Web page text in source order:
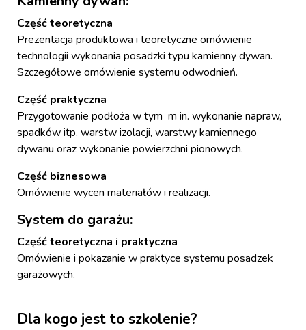
Część teoretyczna
Prezentacja produktowa i teoretyczne omówienie
technologii wykonania posadzki typu kamienny dywan.
Szczegółowe omówienie systemu odwodnień.
Część praktyczna
Przygotowanie podłoża w tym m in. wykonanie napraw,
spadków itp. warstw izolacji, warstwy kamiennego
dywanu oraz wykonanie powierzchni pionowych.
Część biznesowa
Omówienie wycen materiałów i realizacji.
System do garażu:
Część teoretyczna i praktyczna
Omówienie i pokazanie w praktyce systemu posadzek
garażowych.
Dla kogo jest to szkolenie?